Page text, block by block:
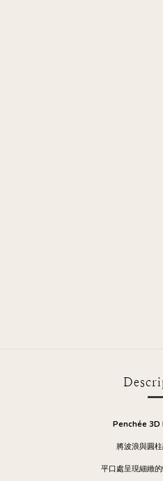
Penchée 3D
將波浪與圓
平口處呈現細緻